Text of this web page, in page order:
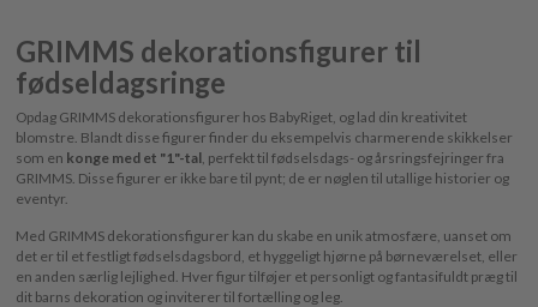
GRIMMS dekorationsfigurer til
fødseldagsringe
Opdag GRIMMS dekorationsfigurer hos BabyRiget, og lad din kreativitet
blomstre. Blandt disse figurer finder du eksempelvis charmerende skikkelser
som en konge med et "1"-tal, perfekt til fødselsdags- og årsringsfejringer fra
GRIMMS. Disse figurer er ikke bare til pynt; de er nøglen til utallige historier og
eventyr.
Med GRIMMS dekorationsfigurer kan du skabe en unik atmosfære, uanset om
det er til et festligt fødselsdagsbord, et hyggeligt hjørne på børneværelset, eller
en anden særlig lejlighed. Hver figur tilføjer et personligt og fantasifuldt præg til
dit barns dekoration og inviterer til fortælling og leg.